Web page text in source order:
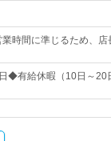
時間に準じるため、店
有給休暇（10日～20